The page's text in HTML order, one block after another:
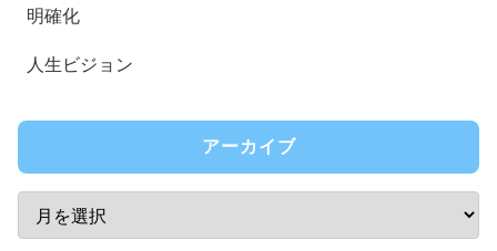
明確化
人生ビジョン
アーカイブ